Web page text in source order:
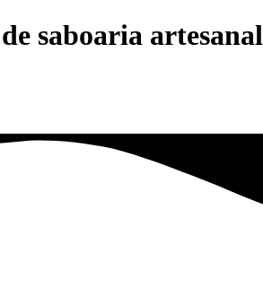
saboaria artesanal